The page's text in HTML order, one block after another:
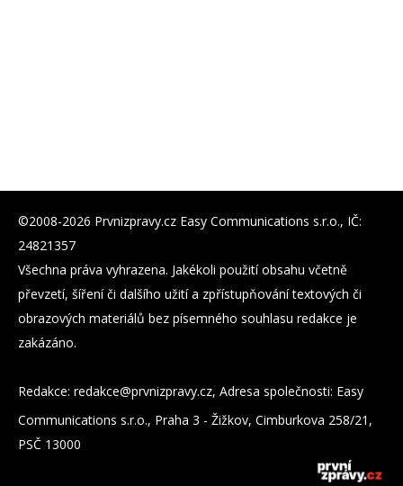
©2008-2026 Prvnizpravy.cz Easy Communications s.r.o., IČ:
24821357
Všechna práva vyhrazena. Jakékoli použití obsahu včetně
převzetí, šíření či dalšího užití a zpřístupňování textových či
obrazových materiálů bez písemného souhlasu redakce je
zakázáno.
Redakce: zc.yvarpzinvrp@eckader, Adresa společnosti: Easy
Communications s.r.o., Praha 3 - Žižkov, Cimburkova 258/21,
PSČ 13000